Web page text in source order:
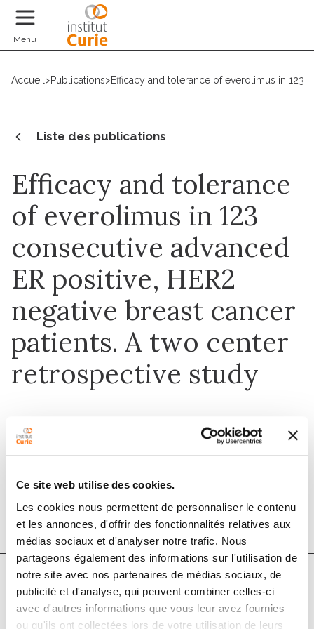
Ce site web utilise des cookies.
Les cookies nous permettent de personnaliser le contenu
et les annonces, d'offrir des fonctionnalités relatives aux
médias sociaux et d'analyser notre trafic. Nous
partageons également des informations sur l'utilisation de
notre site avec nos partenaires de médias sociaux, de
publicité et d'analyse, qui peuvent combiner celles-ci
avec d'autres informations que vous leur avez fournies
ou qu'ils ont collectées lors de votre utilisation de leurs
Menu
Accueil >Publications>Efficacy and tolerance of everolimus in 123
Liste des publications
Efficacy and tolerance
of everolimus in 123
consecutive advanced
ER positive, HER2
negative breast cancer
patients. A two center
retrospective study
1 déc. 2015
Auteurs